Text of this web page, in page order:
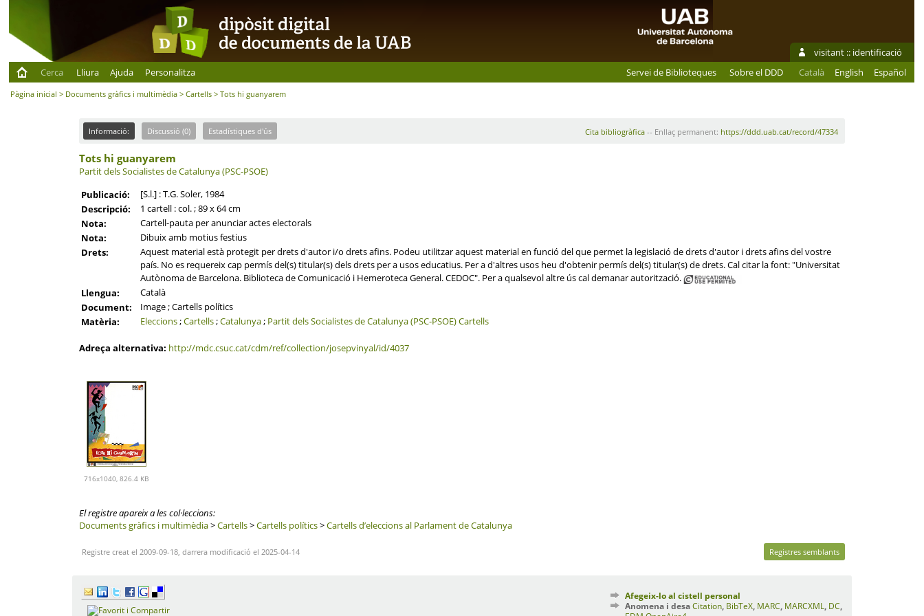
visitant :: identificació
Cerca
Lliura Ajuda Personalitza Servei de Biblioteques Sobre el DDD Català English Español
Pàgina inicial > Documents gràfics i multimèdia >Cartells > Tots hi guanyarem
Informació: Discussió (0) Estadístiques d'ús Cita bibliogràfica-- Enllaç permanent: https://ddd.uab.cat/record/47334
Tots hi guanyarem
Partit dels Socialistes de Catalunya (PSC-PSOE)
Publicació:
[S.l.] : T.G. Soler, 1984
Descripció:
1 cartell : col. ; 89 x 64 cm
Nota:
Cartell-pauta per anunciar actes electorals
Nota:
Dibuix amb motius festius
Drets:
Aquest material està protegit per drets d'autor i/o drets afins. Podeu utilitzar aquest material en funció del que permet la legislació de drets d'autor i drets afins del vostre
país. No es requereix cap permís del(s) titular(s) dels drets per a usos educatius. Per a d'altres usos heu d'obtenir permís del(s) titular(s) de drets. Cal citar la font: "Universitat
Autònoma de Barcelona. Biblioteca de Comunicació i Hemeroteca General. CEDOC". Per a qualsevol altre ús cal demanar autorització.
Llengua:
Català
Document:
Image ; Cartells polítics
Matèria:
Eleccions;Cartells;Catalunya; Partit dels Socialistes de Catalunya (PSC-PSOE)Cartells
Adreça alternativa: http://mdc.csuc.cat/cdm/ref/collection/josepvinyal/id/4037
716x1040, 826.4 KB
El registre apareix a les col·leccions:
Documents gràfics i multimèdia>Cartells>Cartells polítics>Cartells d’eleccions al Parlament de Catalunya
Registre creat el 2009-09-18, darrera modificació el 2025-04-14 Registres semblants
Afegeix-lo al cistell personal
Anomena i desaCitation BibTeX MARC MARCXML DC